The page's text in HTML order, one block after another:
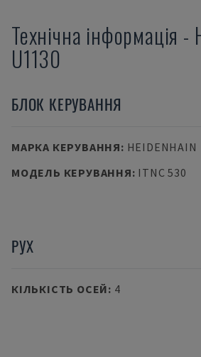
Технічна інформація -
U1130
БЛОК КЕРУВАННЯ
МАРКА КЕРУВАННЯ: HEIDENHAIN
МОДЕЛЬ КЕРУВАННЯ: ITNC 530
РУХ
КІЛЬКІСТЬ ОСЕЙ: 4